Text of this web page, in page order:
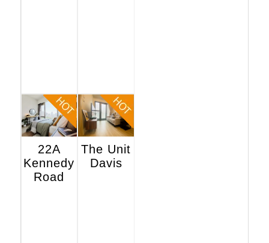
22A
Kennedy
Road
The Unit
Davis